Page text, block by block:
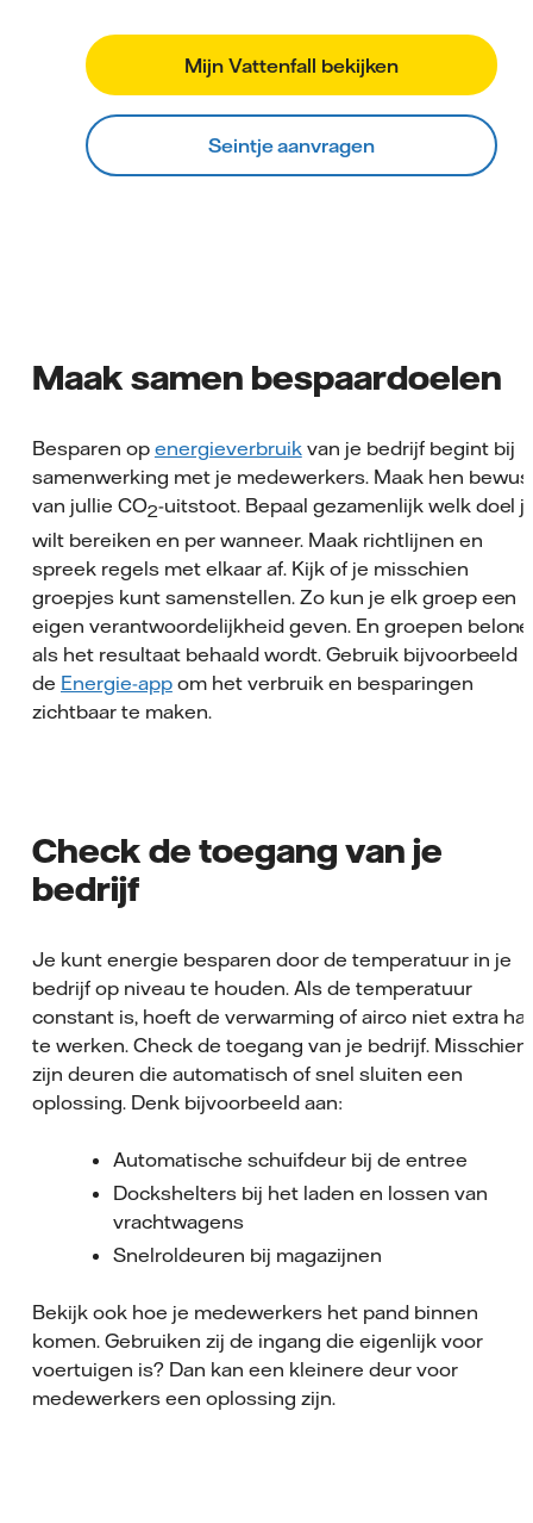
Mijn Vattenfall bekijken
Seintje aanvragen
Maak samen bespaardoelen
Besparen op energieverbruikvan je bedrijf begint bij
samenwerking met je medewerkers. Maak hen
van jullie CO2-uitstoot. Bepaal gezamenlijk welk doel
wilt bereiken en per wanneer. Maak richtlijnen en
spreek regels met elkaar af. Kijk of je misschien
groepjes kunt samenstellen. Zo kun je elk groep een
eigen verantwoordelijkheid geven. En groepen
als het resultaat behaald wordt. Gebruik bijvoorbeeld
de Energie-appom het verbruik en besparingen
zichtbaar te maken.
Check de toegang van je
bedrijf
Je kunt energie besparen door de temperatuur in je
bedrijf op niveau te houden. Als de temperatuur
constant is, hoeft de verwarming of airco niet extra
te werken. Check de toegang van je bedrijf. Misschien
zijn deuren die automatisch of snel sluiten een
oplossing. Denk bijvoorbeeld aan:
Automatische schuifdeur bij de entree
Dockshelters bij het laden en lossen van
vrachtwagens
Snelroldeuren bij magazijnen
Bekijk ook hoe je medewerkers het pand binnen
komen. Gebruiken zij de ingang die eigenlijk voor
voertuigen is? Dan kan een kleinere deur voor
medewerkers een oplossing zijn.